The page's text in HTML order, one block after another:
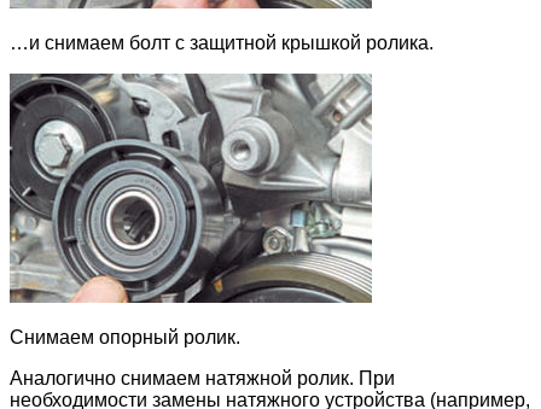
…и снимаем болт с защитной крышкой ролика.
Снимаем опорный ролик.
Аналогично снимаем натяжной ролик. При
необходимости замены натяжного устройства (например,